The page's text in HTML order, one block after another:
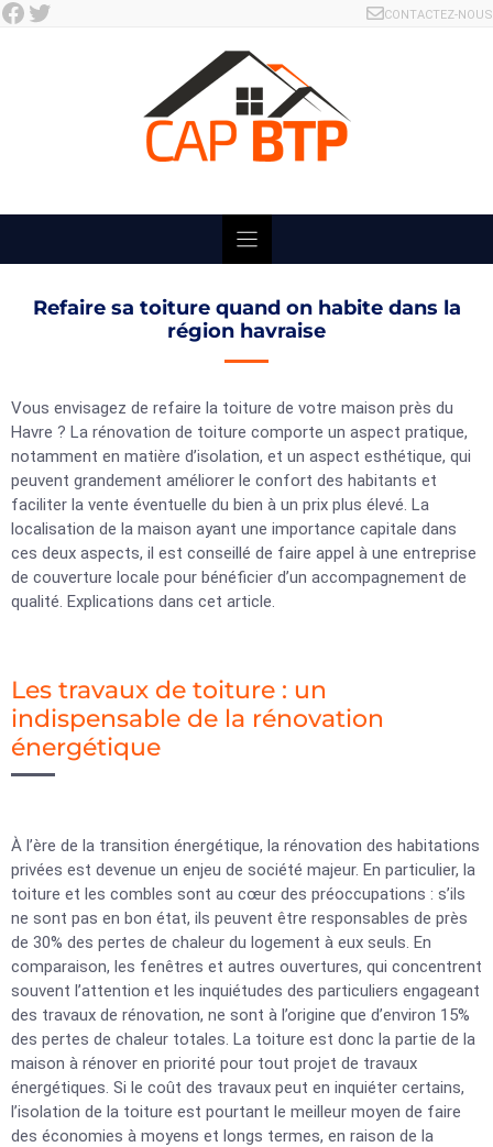
Skip
Facebook Twitter CONTACTEZ-NOUS
Refaire sa toiture quand on habite dans la
région havraise
Vous envisagez de refaire la toiture de votre maison près du
Havre ? La rénovation de toiture comporte un aspect pratique,
notamment en matière d’isolation, et un aspect esthétique, qui
peuvent grandement améliorer le confort des habitants et
faciliter la vente éventuelle du bien à un prix plus élevé. La
localisation de la maison ayant une importance capitale dans
ces deux aspects, il est conseillé de faire appel à une entreprise
de couverture locale pour bénéficier d’un accompagnement de
qualité. Explications dans cet article.
Les travaux de toiture : un
indispensable de la rénovation
énergétique
À l’ère de la transition énergétique, la rénovation des habitations
privées est devenue un enjeu de société majeur. En particulier, la
toiture et les combles sont au cœur des préoccupations : s’ils
ne sont pas en bon état, ils peuvent être responsables de près
de 30% des pertes de chaleur du logement à eux seuls. En
comparaison, les fenêtres et autres ouvertures, qui concentrent
souvent l’attention et les inquiétudes des particuliers engageant
des travaux de rénovation, ne sont à l’origine que d’environ 15%
des pertes de chaleur totales. La toiture est donc la partie de la
maison à rénover en priorité pour tout projet de travaux
énergétiques. Si le coût des travaux peut en inquiéter certains,
l’isolation de la toiture est pourtant le meilleur moyen de faire
des économies à moyens et longs termes, en raison de la